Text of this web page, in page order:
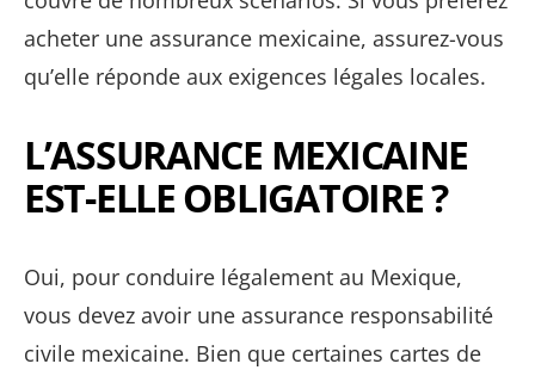
acheter une assurance mexicaine, assurez-vous
qu’elle réponde aux exigences légales locales.
L’ASSURANCE MEXICAINE
EST-ELLE OBLIGATOIRE ?
Oui, pour conduire légalement au Mexique,
vous devez avoir une assurance responsabilité
civile mexicaine. Bien que certaines cartes de